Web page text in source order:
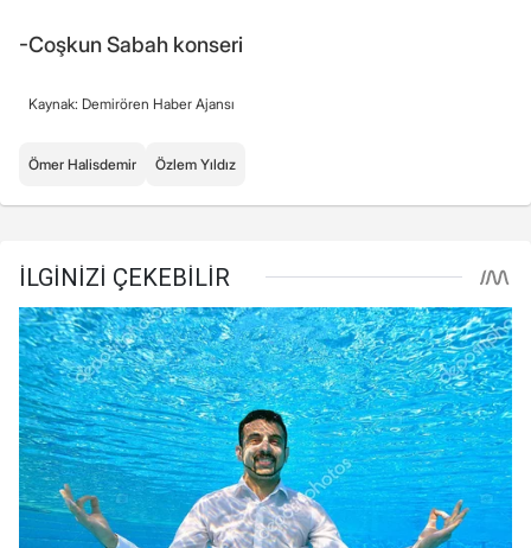
-Coşkun Sabah konseri
Kaynak: Demirören Haber Ajansı
Ömer Halisdemir Özlem Yıldız